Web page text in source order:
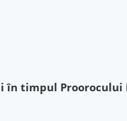
timpul